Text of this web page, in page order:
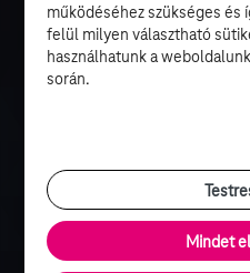
működéséhez szükséges és
felül milyen választható
használhatunk a
során.
Mindet